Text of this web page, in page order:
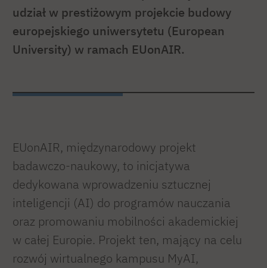
udział w prestiżowym projekcie budowy
europejskiego uniwersytetu (European
University) w ramach EUonAIR.
EUonAIR, międzynarodowy projekt
badawczo-naukowy, to inicjatywa
dedykowana wprowadzeniu sztucznej
inteligencji (AI) do programów nauczania
oraz promowaniu mobilności akademickiej
w całej Europie. Projekt ten, mający na celu
rozwój wirtualnego kampusu MyAI,